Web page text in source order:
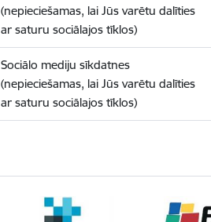
(nepieciešamas, lai Jūs varētu dalīties
ar saturu sociālajos tīklos)
Sociālo mediju sīkdatnes
(nepieciešamas, lai Jūs varētu dalīties
ar saturu sociālajos tīklos)